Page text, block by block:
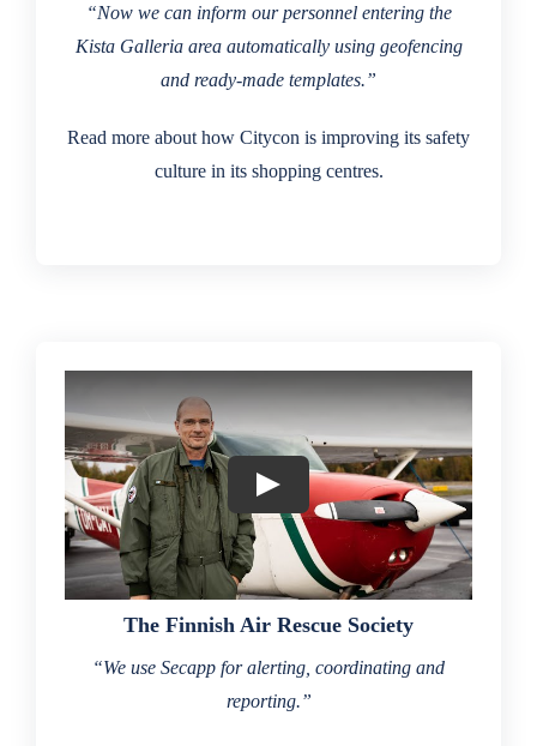
“Now we can inform our personnel entering the
Kista Galleria area automatically using geofencing
and ready-made templates.”
Read more about how Citycon is improving its safety
culture in its shopping centres.
The Finnish Air Rescue Society
“We use Secapp for alerting, coordinating and
reporting.”